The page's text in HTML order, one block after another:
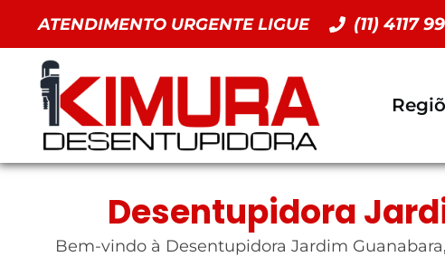
ATENDIMENTO URGENTE LIGUE (11) 4117
Desentupidora
Bem-vindo à Desentupidora Jardim